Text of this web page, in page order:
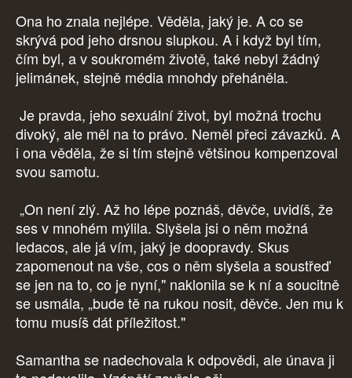
Ona ho znala nejlépe. Věděla, jaký je. A co se
skrývá pod jeho drsnou slupkou. A i když byl tím,
čím byl, a v soukromém životě, také nebyl žádný
jelimánek, stejně média mnohdy přeháněla.
Je pravda, jeho sexuální život, byl možná trochu
divoký, ale měl na to právo. Neměl přeci závazků. A
i ona věděla, že si tím stejně většinou kompenzoval
svou samotu.
„On není zlý. Až ho lépe poznáš, děvče, uvidíš, že
ses v mnohém mýlila. Slyšela jsi o něm možná
ledacos, ale já vím, jaký je doopravdy. Skus
zapomenout na vše, cos o něm slyšela a soustřeď
se jen na to, co je nyní," naklonila se k ní a soucitně
se usmála, „bude tě na rukou nosit, děvče. Jen mu k
tomu musíš dát příležitost."
Samantha se nadechovala k odpovědi, ale únava ji